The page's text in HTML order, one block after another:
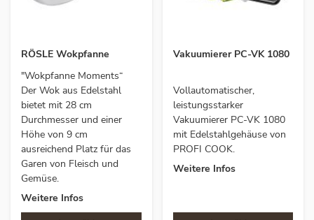
RÖSLE Wokpfanne
"Wokpfanne Moments“
Der Wok aus Edelstahl
bietet mit 28 cm
Durchmesser und einer
Höhe von 9 cm
ausreichend Platz für das
Garen von Fleisch und
Gemüse.
Weitere Infos
Vakuumierer PC-VK 1080
Vollautomatischer,
leistungsstarker
Vakuumierer PC-VK 1080
mit Edelstahlgehäuse von
PROFI COOK.
Weitere Infos